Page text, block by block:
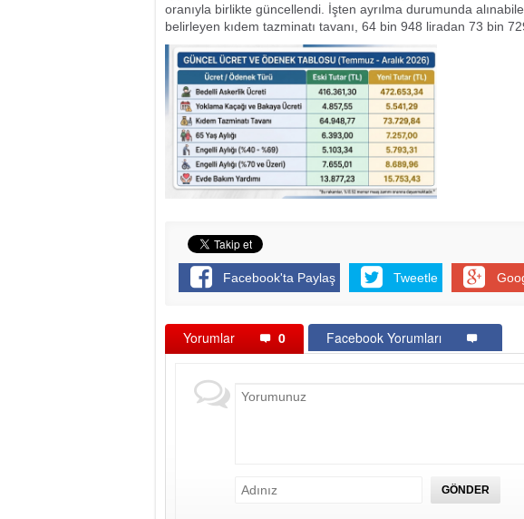
oranıyla birlikte güncellendi. İşten ayrılma durumunda
belirleyen kıdem tazminatı tavanı, 64 bin 948 liradan 73 bin
Facebook'ta Paylaş Tweetle
Yorumlar 0 Facebook Yorumları